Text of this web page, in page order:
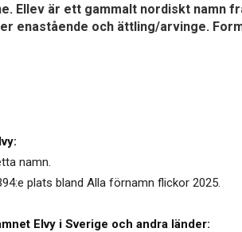
Ellev är ett gammalt nordiskt namn
enastående och ättling/arvinge.
namn.
plats bland Alla förnamn flickor 2025.
Elvy i Sverige och andra länder: